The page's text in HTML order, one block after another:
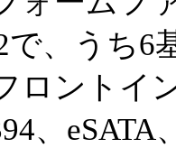
で、うち6
ロントイ
、